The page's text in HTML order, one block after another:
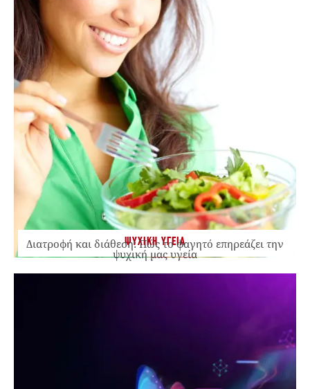
ΨΥΧΙΚΗ ΥΓΕΙΑ
Διατροφή και διάθεση: Πώς το φαγητό επηρεάζει την
ψυχική μας υγεία